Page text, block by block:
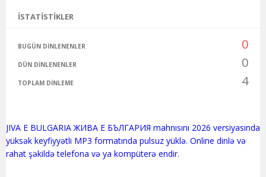
İSTATISTIKLER
BUGÜN DINLENENLER 0
DÜN DINLENENLER 0
TOPLAM DINLEME 4
JIVA E BULGARIA ЖИВА Е БЪЛГАРИЯ mahnısını 2026 versiyasında
yüksək keyfiyyətli MP3 formatında pulsuz yüklə. Online dinlə və
rahat şəkildə telefona və ya kompüterə endir.